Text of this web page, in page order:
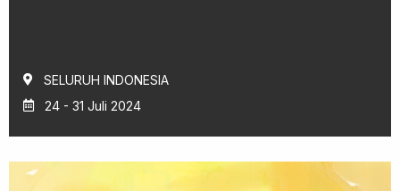
SELURUH INDONESIA
24 - 31 Juli 2024